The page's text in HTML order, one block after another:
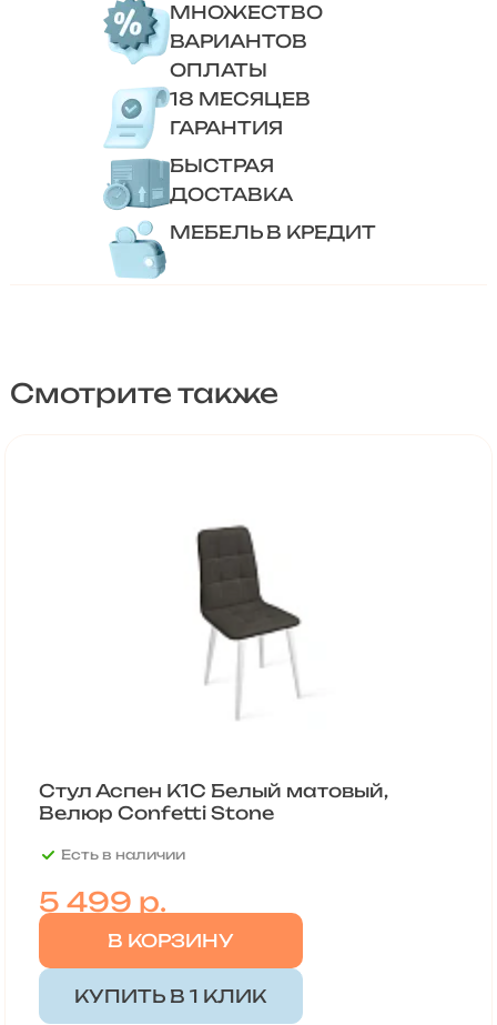
МНОЖЕСТВО
ВАРИАНТОВ
ОПЛАТЫ
18 МЕСЯЦЕВ
ГАРАНТИЯ
БЫСТРАЯ
ДОСТАВКА
МЕБЕЛЬ В КРЕДИТ
Смотрите также
Стул Аспен К1С Белый матовый,
Велюр Confetti Stone
Есть в наличии
5 499 р.
В КОРЗИНУ
КУПИТЬ В 1 КЛИК